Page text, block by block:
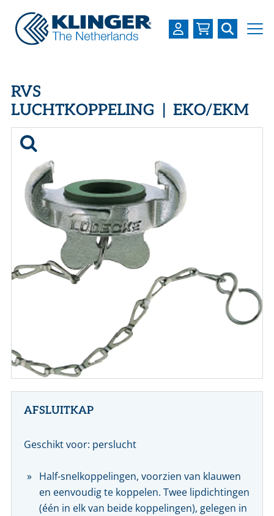
PRODUCTEN
INDUSTRIEËN
SERVICES
DOWNLOADS
LOGIN
REGISTREREN
WERKEN BIJ
RVS
LUCHTKOPPELING | EKO/EKM
AFSLUITKAP
Geschikt voor: perslucht
Half-snelkoppelingen, voorzien van klauwen
en eenvoudig te koppelen. Twee lipdichtingen
(één in elk van beide koppelingen), gelegen in